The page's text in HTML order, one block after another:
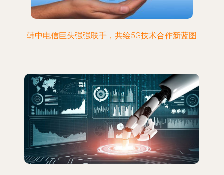
韩中电信巨头强强联手，共绘5G技术合作新蓝图